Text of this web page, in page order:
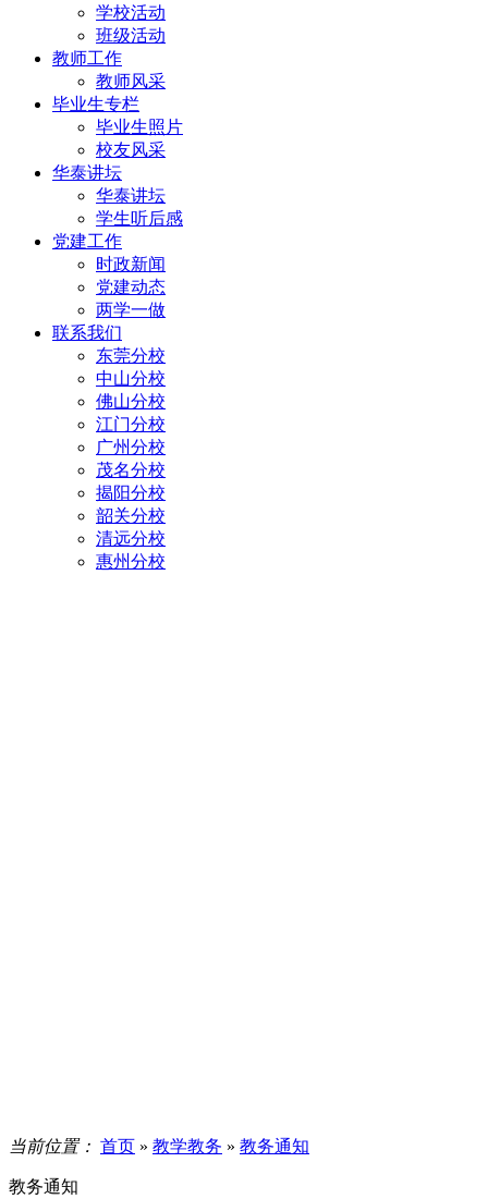
学校活动
班级活动
教师工作
教师风采
毕业生专栏
毕业生照片
校友风采
华泰讲坛
华泰讲坛
学生听后感
党建工作
时政新闻
党建动态
两学一做
联系我们
东莞分校
中山分校
佛山分校
江门分校
广州分校
茂名分校
揭阳分校
韶关分校
清远分校
惠州分校
当前位置： 首页 » 教学教务 » 教务通知
教务通知